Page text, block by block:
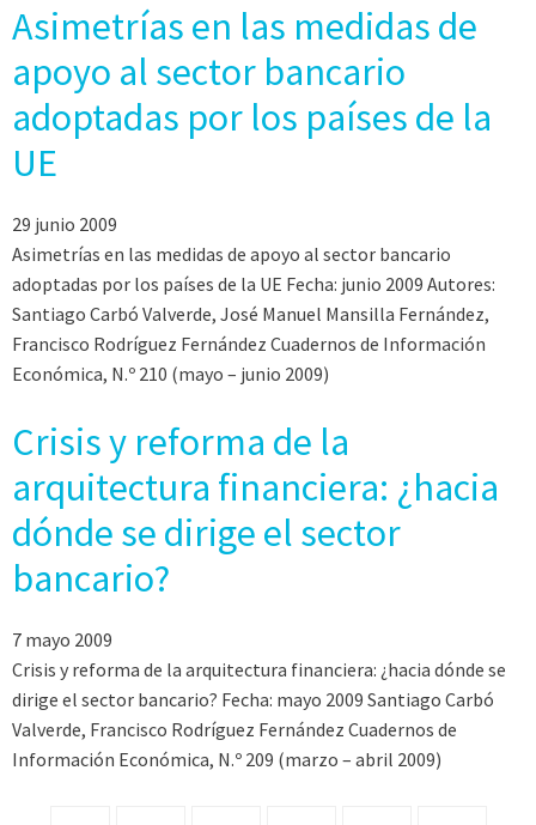
Asimetrías en las medidas de
apoyo al sector bancario
adoptadas por los países de la
UE
29 junio 2009
Asimetrías en las medidas de apoyo al sector bancario
adoptadas por los países de la UE Fecha: junio 2009 Autores:
Santiago Carbó Valverde, José Manuel Mansilla Fernández,
Francisco Rodríguez Fernández Cuadernos de Información
Económica, N.º 210 (mayo – junio 2009)
Crisis y reforma de la
arquitectura financiera: ¿hacia
dónde se dirige el sector
bancario?
7 mayo 2009
Crisis y reforma de la arquitectura financiera: ¿hacia dónde se
dirige el sector bancario? Fecha: mayo 2009 Santiago Carbó
Valverde, Francisco Rodríguez Fernández Cuadernos de
Información Económica, N.º 209 (marzo – abril 2009)